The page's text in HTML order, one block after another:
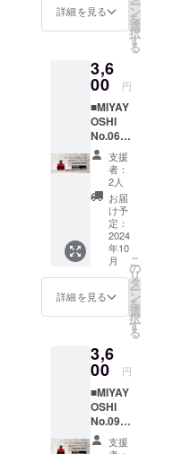
化粧箱
3.
紙袋 ●
原材料
由来の
成分が
沈殿す
ること
があり
ます
が、品
質に問
題はあ
りませ
ん。 ●
梅酒の
品質を
損なわ
ないた
めに、
15℃以
暗所で
保管し
てくだ
さい。
●お酒は
20歳を
こえて
から。
キュー
ルを是
みてく
ださ
い！ リ
ターン
内容：
1.
MIYAYO
SHIプラ
ムリ
キュー
ル
200ml×
3 2.
3本入り
贈答用
3.
贈答用
原材料
由来の
成分が
沈殿す
ること
があり
ます
が、品
す！是
非、お
い！
※MIYAY
OSHIプ
ラムリ
キュー
ルとレ
ピマル
カ
ティラ
ミスバ
ウムは
別発送
となり
ます。
商品の
は日数
にずれ
があり
ます。
あらか
じめご
承知く
ださ
い。 リ
み比べ3
海苔6品
は別発
りま
す。商
品の到
着には
日数に
ずれが
生じる
場合が
ありま
す。あ
らかじ
めご承
さい。
リター
通常発
送
MIYAYO
SHI
200ml×
3 飲み
比べ
老舗
和歌山
有田地
方の海
の恵
み・山
の恵み
を丸ご
とお楽
しみく
ださ
い。
※「MIY
AYOSHI
キュー
ル飲み
比べ
き3種
SET」
送とな
りま
す。 ※
銀鱗の
た味わ
いで
す。 甘
さ 3
・品
目 リ
キュー
ル 露
茜
100％
・原材
料 和
歌山有
田産
「露
茜」・
焼酎甲
類・氷
砂糖 ・
アル
内容
量
200ml
生産量
に限り
がある
希少
詳細を見る ー
ン
を
選
択
す
る
3,6
00 円
■MIYAY
OSHI
No.06
small
bottle
甘みと
酸味の
のバラ
ンスが
ちょう
どいい
「MIYA
YOSHI
」のス
タン
ダー
みの強
さ 6
・品
目 リ
キュー
ル 露
茜
支援
者：
2人
お届
け予
定：
2024
年10
月
詳細を見る
こ
の
リ
タ
ー
ン
を
選
択
す
る
3,6
00 円
■MIYAY
OSHI
No.09
small
bottle支援